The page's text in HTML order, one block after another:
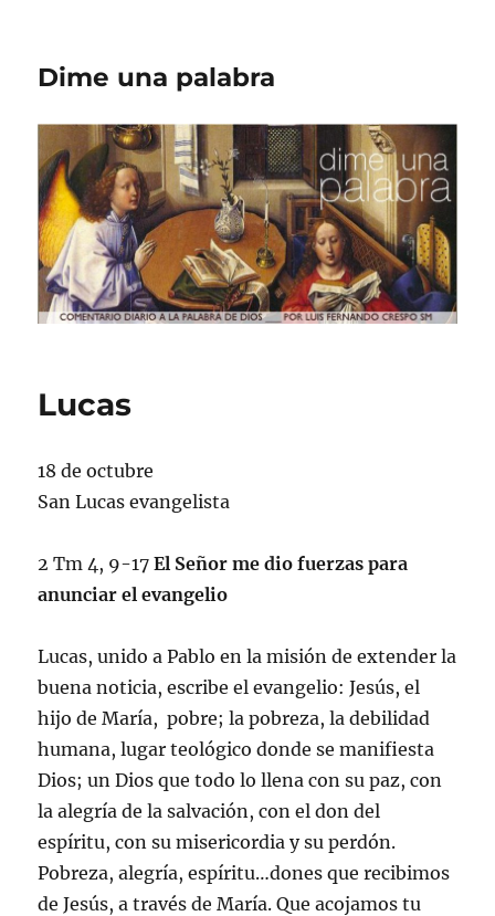
Dime una palabra
Lucas
18 de octubre
San Lucas evangelista
2 Tm 4, 9-17El Señor me dio fuerzas para
anunciar el evangelio
Lucas, unido a Pablo en la misión de extender la
buena noticia, escribe el evangelio: Jesús, el
hijo de María, pobre; la pobreza, la debilidad
humana, lugar teológico donde se manifiesta
Dios; un Dios que todo lo llena con su paz, con
la alegría de la salvación, con el don del
espíritu, con su misericordia y su perdón.
Pobreza, alegría, espíritu…dones que recibimos
de Jesús, a través de María. Que acojamos tu